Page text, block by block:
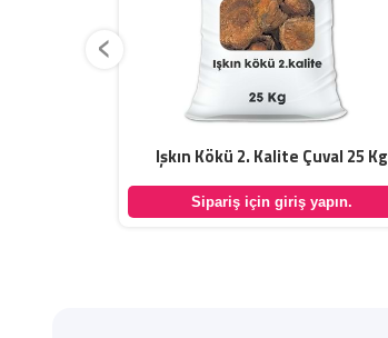
Işkın Kökü 2. Kalite Çuval 25 Kg
Sipariş için giriş yapın.
‹